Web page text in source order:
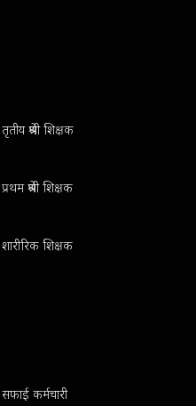
तृतीय श्रेणी शिक्षक
प्रथम श्रेणी शिक्षक
शारीरिक शिक्षक
सफाई कर्मचारी